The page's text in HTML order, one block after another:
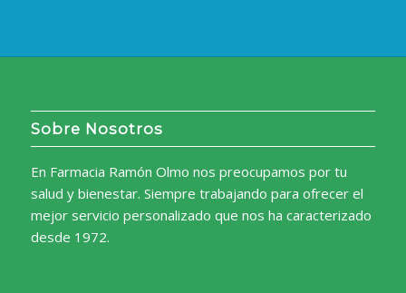
Sobre Nosotros
En Farmacia Ramón Olmo nos preocupamos por tu
salud y bienestar. Siempre trabajando para ofrecer el
mejor servicio personalizado que nos ha caracterizado
desde 1972.